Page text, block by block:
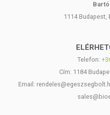
1114 Budapest,
Telefon:
Cím: 1184
Email: